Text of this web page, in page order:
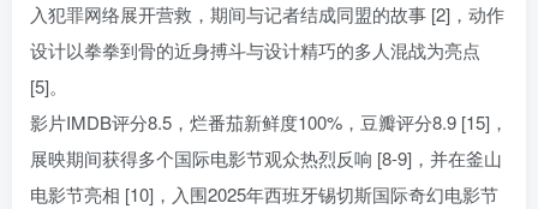
入犯罪网络展开营救，期间与记者结成同盟的故事 [2]，动作
设计以拳拳到骨的近身搏斗与设计精巧的多人混战为亮点
[5]。
影片IMDB评分8.5，烂番茄新鲜度100%，豆瓣评分8.9 [15]，
展映期间获得多个国际电影节观众热烈反响 [8-9]，并在釜山
电影节亮相 [10]，入围2025年西班牙锡切斯国际奇幻电影节